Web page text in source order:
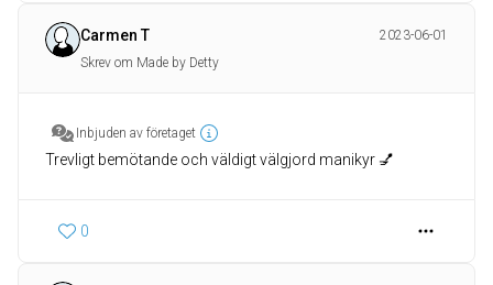
Carmen T
2023-06-01
Skrev om Made by Detty
Inbjuden av företaget
Trevligt bemötande och väldigt välgjord manikyr 💅
0